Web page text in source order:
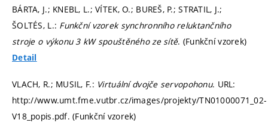
BÁRTA, J.; KNEBL, L.; VÍTEK, O.; BUREŠ, P.; STRATIL, J.;
ŠOLTÉS, L.: Funkční vzorek synchronního reluktančního
stroje o výkonu 3 kW spouštěného ze sítě. (Funkční vzorek)
Detail
VLACH, R.; MUSIL, F.: Virtuální dvojče servopohonu. URL:
http://www.umt.fme.vutbr.cz/images/projekty/TN01000071_02-
V18_popis.pdf. (Funkční vzorek)